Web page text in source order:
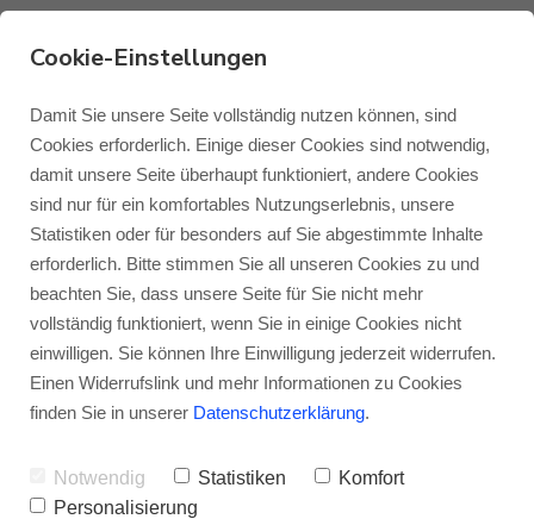
Monitor Audio
Monitor Audio Custom Install
Roksan
Blok
Blog Monitor Audio
Blog Roksan
Blog Blok
Monitor Audio Climate
Garden CLG-Mount
CLG-Lautsprecher universell anbringen-
Abgesehen von dem Erdspieß CLG-Spike R
gibt es noch eine zweite Möglichkeit, die
Lautsprecher aus der Climate Garden-Serie
richtig zur Geltung zu bringen: Die
Cookie-Einstellungen
Damit Sie unsere Seite vollständig nutzen können, sind
Cookies erforderlich. Einige dieser Cookies sind notwendig,
damit unsere Seite überhaupt funktioniert, andere Cookies
sind nur für ein komfortables Nutzungserlebnis, unsere
Statistiken oder für besonders auf Sie abgestimmte Inhalte
erforderlich. Bitte stimmen Sie all unseren Cookies zu und
beachten Sie, dass unsere Seite für Sie nicht mehr
vollständig funktioniert, wenn Sie in einige Cookies nicht
einwilligen. Sie können Ihre Einwilligung jederzeit widerrufen.
Einen Widerrufslink und mehr Informationen zu Cookies
finden Sie in unserer Datenschutzerklärung.
Notwendig Statistiken
Komfort
Personalisierung